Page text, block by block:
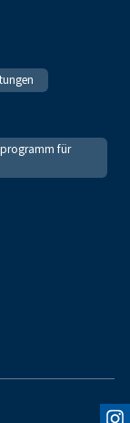
für